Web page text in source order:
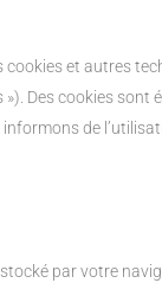
cookies et autres
Des cookies sont
de
par votre